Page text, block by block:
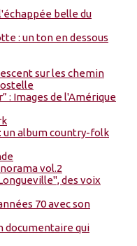
belle du
: un ton en dessous
sur les chemin
: Images de l'Amérique
un album country-folk
vol.2
des voix
70 avec son
documentaire qui